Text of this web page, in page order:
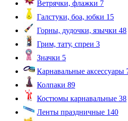
Ветрячки, флажки 7
Галстуки, боа, юбки 15
Горны, дудочки, язычки 48
Грим, тату, спреи 3
Значки 5
Карнавальные аксессуары
Колпаки 89
Костюмы карнавальные 38
Ленты праздничные 140